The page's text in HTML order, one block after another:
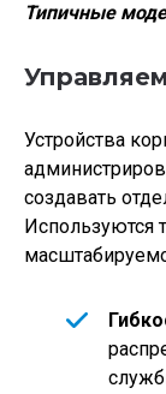
Типичные
Устройства
создавать
Используются